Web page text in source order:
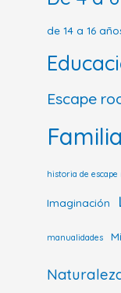
de 14 a 16
Escape
Familia
historia de escape
Imaginación
manualidades